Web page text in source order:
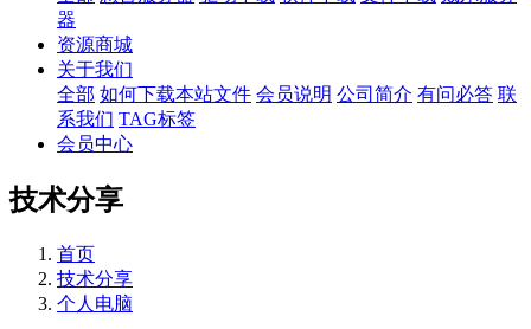
器
资源商城
关于我们
全部 如何下载本站文件 会员说明 公司简介 有问必答 联
系我们 TAG标签
会员中心
技术分享
首页
技术分享
个人电脑